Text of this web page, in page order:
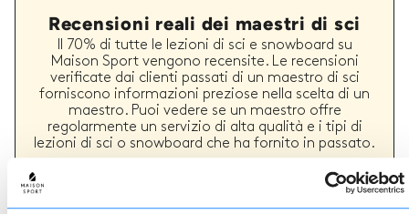
Recensioni reali dei maestri di sci
Il 70% di tutte le lezioni di sci e snowboard su
Maison Sport vengono recensite. Le recensioni
verificate dai clienti passati di un maestro di sci
forniscono informazioni preziose nella scelta di un
maestro. Puoi vedere se un maestro offre
regolarmente un servizio di alta qualità e i tipi di
lezioni di sci o snowboard che ha fornito in passato.